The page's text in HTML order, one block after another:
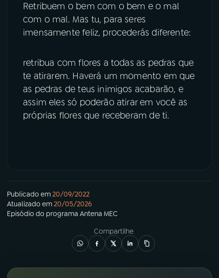
Retribuem o bem com o bem e o mal
com o mal. Mas tu, para seres
imensamente feliz, procederás diferente:
retribua com flores a todas as pedras que
te atirarem. Haverá um momento em que
as pedras de teus inimigos acabarão, e
assim eles só poderão atirar em você as
próprias flores que receberam de ti.
Publicado em20/09/2022
Atualizado em20/05/2026
Episódio do programa Antena MEC
Compartilhe